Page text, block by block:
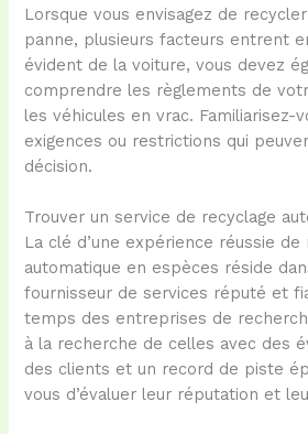
Lorsque vous envisagez de
panne, plusieurs facteurs entrent
évident de la voiture, vous devez
comprendre les règlements de
les véhicules en vrac. Familiarisez-
exigences ou restrictions qui
décision.
Trouver un service de recyclage
La clé d’une expérience réussie de
automatique en espèces réside
fournisseur de services réputé et
temps des entreprises de
à la recherche de celles avec des
des clients et un record de piste
vous d’évaluer leur réputation et